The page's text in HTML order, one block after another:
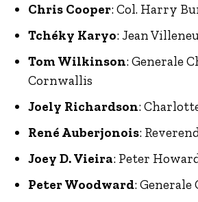
Chris Cooper: Col. Harry
Tchéky Karyo: Jean
Tom Wilkinson: Generale
Cornwallis
Joely Richardson:
René Auberjonois:
Joey D. Vieira: Peter
Peter Woodward: Generale